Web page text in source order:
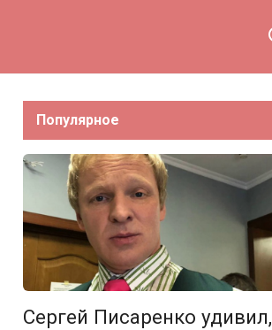
Популярное
Сергей Писаренко удивил,